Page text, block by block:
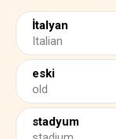
İtalyan
Italian
eski
old
stadyum